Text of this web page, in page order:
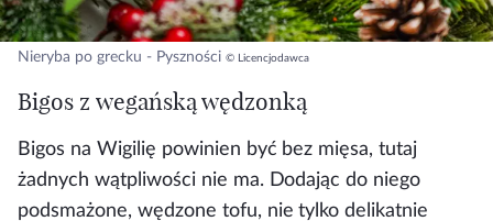
Nieryba po grecku - Pyszności © Licencjodawca
Bigos z wegańską wędzonką
Bigos na Wigilię powinien być bez mięsa, tutaj
żadnych wątpliwości nie ma. Dodając do niego
podsmażone, wędzone tofu, nie tylko delikatnie